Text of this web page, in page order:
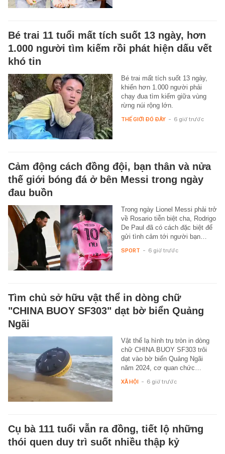
Bé trai 11 tuổi mất tích suốt 13 ngày, hơn
1.000 người tìm kiếm rồi phát hiện dấu vết
khó tin
Bé trai mất tích suốt 13 ngày,
khiến hơn 1.000 người phải
chạy đua tìm kiếm giữa vùng
rừng núi rộng lớn.
THẾ GIỚI ĐÓ ĐÂY - 6 giờ trước
Cảm động cách đồng đội, bạn thân và nửa
thế giới bóng đá ở bên Messi trong ngày
đau buồn
Trong ngày Lionel Messi phải trở
về Rosario tiễn biệt cha, Rodrigo
De Paul đã có cách đặc biệt để
gửi tình cảm tới người bạn…
SPORT - 6 giờ trước
Tìm chủ sở hữu vật thể in dòng chữ
"CHINA BUOY SF303" dạt bờ biển Quảng
Ngãi
Vật thể lạ hình trụ tròn in dòng
chữ CHINA BUOY SF303 trôi
dạt vào bờ biển Quảng Ngãi
năm 2024, cơ quan chức…
XÃ HỘI - 6 giờ trước
Cụ bà 111 tuổi vẫn ra đồng, tiết lộ những
thói quen duy trì suốt nhiều thập kỷ